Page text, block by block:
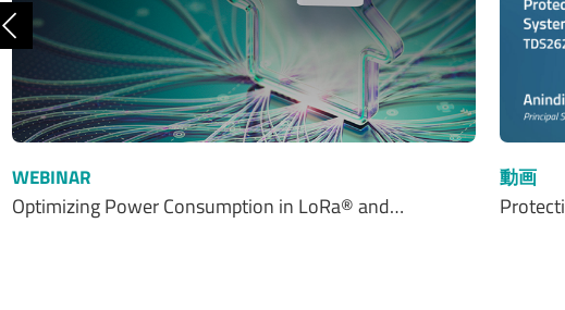
WEBINAR
Optimizing Power Consumption in LoRa® and…
動画
前へ